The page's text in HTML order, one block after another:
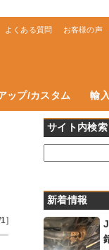
よくある質問 お客様の声
ップ/カスタム 輸
]
サイト内検索
新着情報